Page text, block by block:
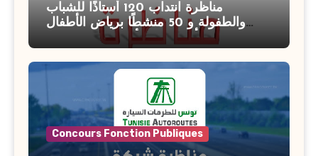
مناظرة انتداب 120 أستاذًا للشباب
والطفولة و 50 منشطًا برياض الأطفال
بوزارة الأسرة والمرأة والطفولة وكبار
السن آخر أجل للتسجيل : 27 جويلية 2026
Concours Fonction Publiques